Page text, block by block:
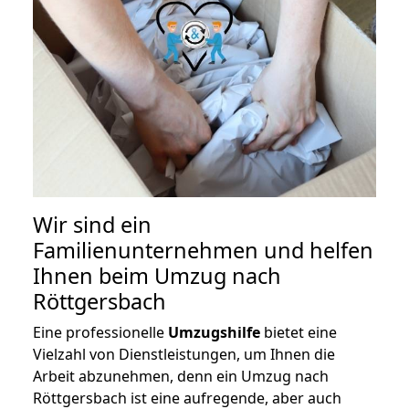
Wir sind ein
Familienunternehmen und helfen
Ihnen beim Umzug nach
Röttgersbach
Eine professionelle Umzugshilfe bietet eine
Vielzahl von Dienstleistungen, um Ihnen die
Arbeit abzunehmen, denn ein Umzug nach
Röttgersbach ist eine aufregende, aber auch